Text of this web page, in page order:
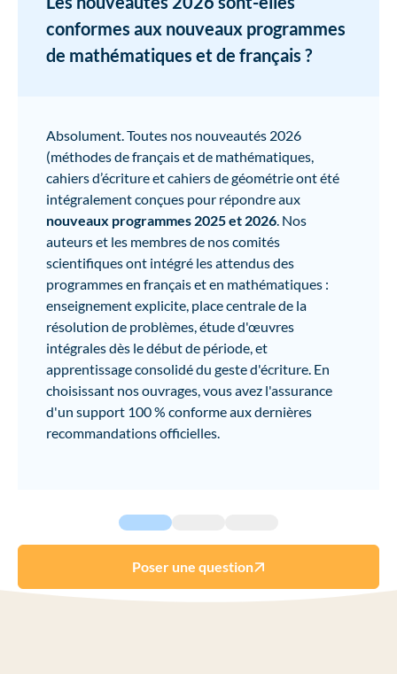
conformes aux nouveaux programmes
de mathématiques et de français ?
Absolument. Toutes nos nouveautés 2026
(méthodes de français et de mathématiques,
cahiers d’écriture et cahiers de géométrie ont été
intégralement conçues pour répondre aux
nouveaux programmes 2025 et 2026. Nos
auteurs et les membres de nos comités
scientifiques ont intégré les attendus des
programmes en français et en mathématiques :
enseignement explicite, place centrale de la
résolution de problèmes, étude d'œuvres
intégrales dès le début de période, et
apprentissage consolidé du geste d'écriture. En
choisissant nos ouvrages, vous avez l'assurance
d'un support 100 % conforme aux dernières
recommandations officielles.
Poser une question